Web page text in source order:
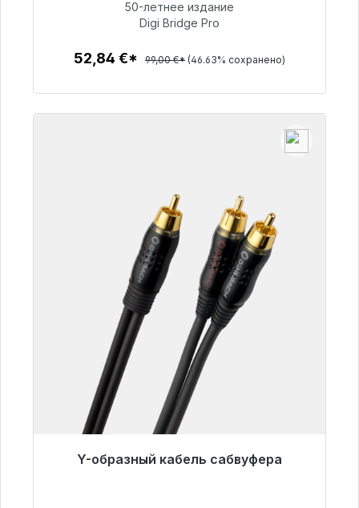
52,84 €
50-летнее издание
Digi Bridge Pro
52,84 €* 99,00 €* (46.63% сохранено)
Y-образный кабель сабвуфера
Готовы к немедленной отправке, срок